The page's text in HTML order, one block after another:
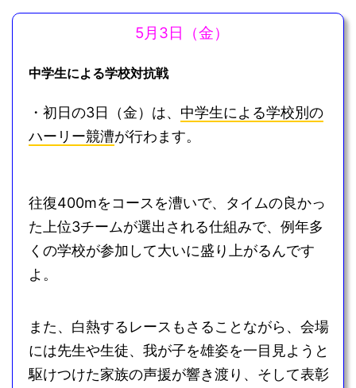
5月3日（金）
中学生による学校対抗戦
・初日の3日（金）は、 中学生による学校別の
ハーリー競漕が行わます。
往復400mをコースを漕いで、タイムの良かっ
た上位3チームが選出される仕組みで、例年多
くの学校が参加して大いに盛り上がるんです
よ。
また、白熱するレースもさることながら、会場
には先生や生徒、我が子を雄姿を一目見ようと
駆けつけた家族の声援が響き渡り、そして表彰